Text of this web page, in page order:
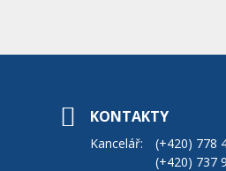
KONTAKTY
Kancelář: (+420) 778
(+420) 737